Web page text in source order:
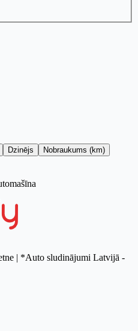
Dzinējs
Nobraukums (km)
| *Auto sludinājumi Latvijā -